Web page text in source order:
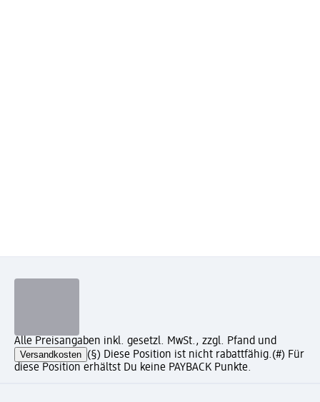
Alle Preisangaben inkl. gesetzl. MwSt., zzgl. Pfand und
Versandkosten (§) Diese Position ist nicht rabattfähig.(#) Für
diese Position erhältst Du keine PAYBACK Punkte.